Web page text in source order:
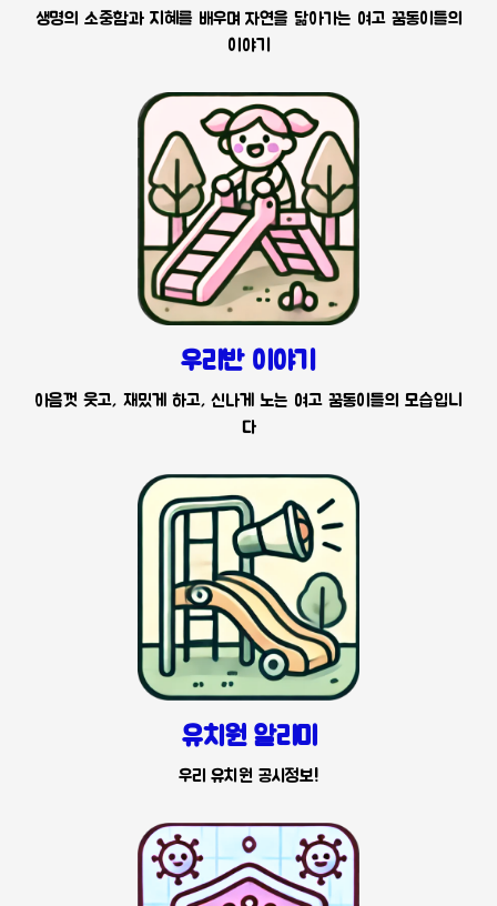
생명의 소중함과 지혜를 배우며 자연을 닮아가는 여고 꿈동이들의
이야기
우리반 이야기
아음껏 웃고, 재밌게 하고, 신나게 노는 여고 꿈동이들의 모습입니
다
유치원 알리미
우리 유치원 공시정보!